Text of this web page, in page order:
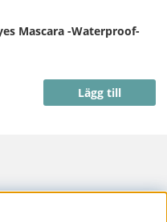
Mascara -Waterproof-
Lägg till